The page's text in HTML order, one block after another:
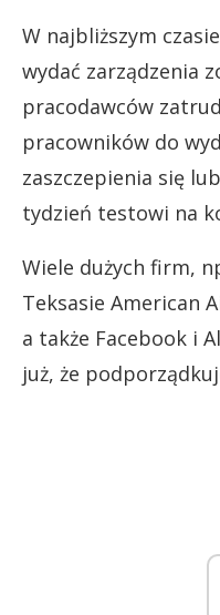
W najbliższym
wydać zarządzenia
pracodawców
pracowników do
zaszczepienia się
tydzień testowi na
Wiele dużych firm,
Teksasie American
a także Facebook i
już, że